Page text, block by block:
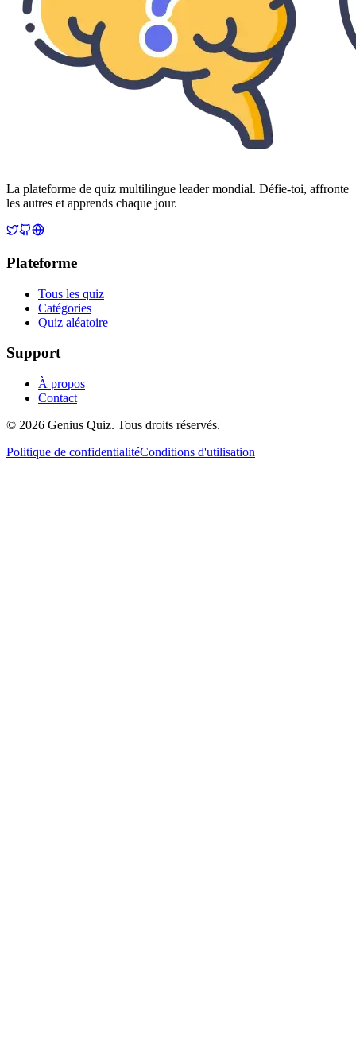
La plateforme de quiz multilingue leader mondial. Défie-toi, affronte
les autres et apprends chaque jour.
Plateforme
Tous les quiz
Catégories
Quiz aléatoire
Support
À propos
Contact
© 2026 Genius Quiz. Tous droits réservés.
Politique de confidentialitéConditions d'utilisation